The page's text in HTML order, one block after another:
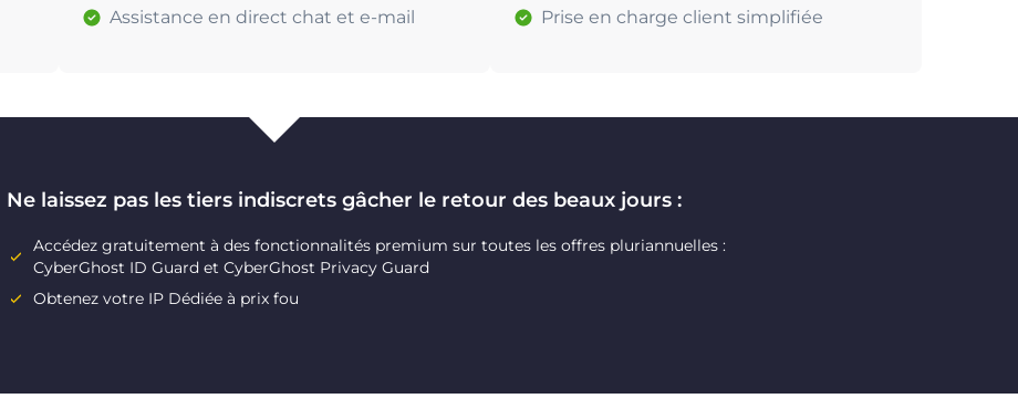
Assistance en direct chat et e-mail
Prise en charge client simplifiée
Ne laissez pas les tiers indiscrets gâcher le retour des beaux jours :
Accédez gratuitement à des fonctionnalités premium sur toutes les offres pluriannuelles :
CyberGhost ID Guard et CyberGhost Privacy Guard
Obtenez votre IP Dédiée à prix fou